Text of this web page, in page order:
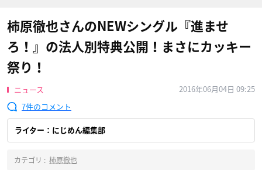
柿原徹也さんのNEWシングル『進ませ
ろ！』の法人別特典公開！まさにカッキー
祭り！
ニュース
2016年06月04日 09:25
7
ライター：にじめん編集部
カテゴリ : 柿原徹也